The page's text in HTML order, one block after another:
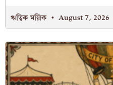
ঋত্বিক মল্লিক August 7, 2026